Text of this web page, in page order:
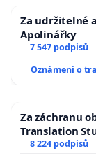
Za udržitelné
Apolinářky
7 547 podpisů
Oznámení o
Za záchranu
Translation
University
8 224 podpisů